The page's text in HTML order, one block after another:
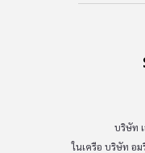
บริษัท
ในเครือ บริษัท อ